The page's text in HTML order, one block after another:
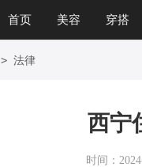
首页 美容 穿搭
> 法律
西宁
时间：